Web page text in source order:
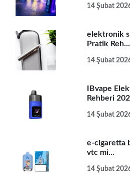
14 Şubat
elektronik
Pratik Reh...
14 Şubat
IBvape
Rehberi
14 Şubat
e-cigaretta
vtc mi...
14 Şubat